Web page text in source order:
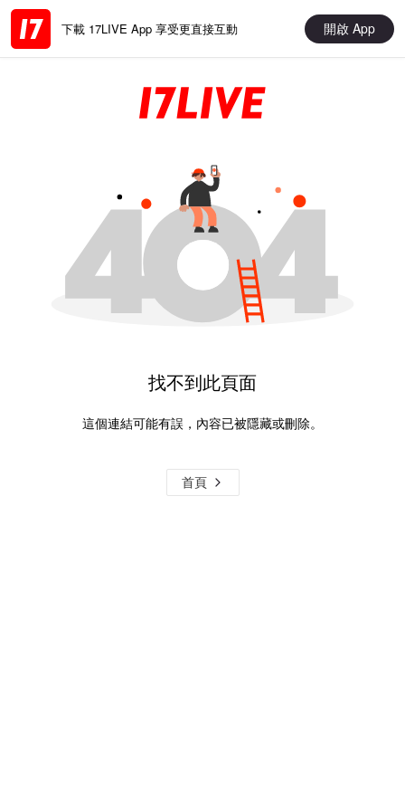
下載 17LIVE App 享受更直接互動 開啟 App
找不到此頁面
這個連結可能有誤，內容已被隱藏或刪除。
首頁